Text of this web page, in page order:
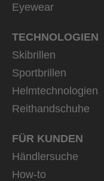
Eyewear
TECHNOLOGIEN
Skibrillen
Sportbrillen
Helmtechnologien
Reithandschuhe
FÜR KUNDEN
Händlersuche
How-to